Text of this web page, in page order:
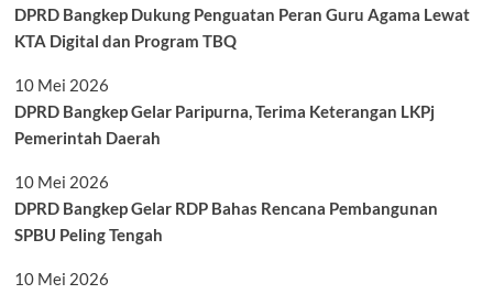
DPRD Bangkep Dukung Penguatan Peran Guru Agama Lewat
KTA Digital dan Program TBQ
10 Mei 2026
DPRD Bangkep Gelar Paripurna, Terima Keterangan LKPj
Pemerintah Daerah
10 Mei 2026
DPRD Bangkep Gelar RDP Bahas Rencana Pembangunan
SPBU Peling Tengah
10 Mei 2026